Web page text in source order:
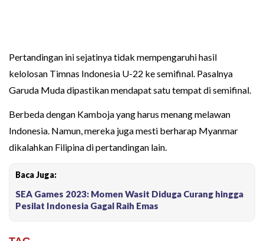
Pertandingan ini sejatinya tidak mempengaruhi hasil
kelolosan Timnas Indonesia U-22 ke semifinal. Pasalnya
Garuda Muda dipastikan mendapat satu tempat di semifinal.
Berbeda dengan Kamboja yang harus menang melawan
Indonesia. Namun, mereka juga mesti berharap Myanmar
dikalahkan Filipina di pertandingan lain.
Baca Juga:
SEA Games 2023: Momen Wasit Diduga Curang hingga
Pesilat Indonesia Gagal Raih Emas